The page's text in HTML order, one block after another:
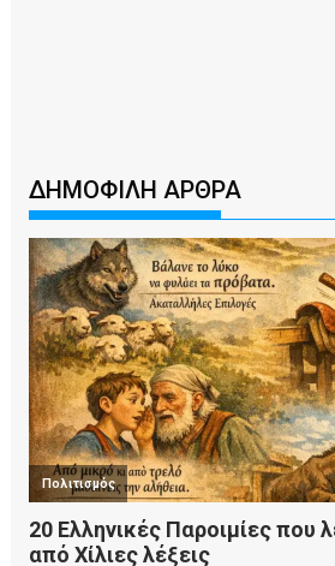
ΔΗΜΟΦΙΛΗ ΑΡΘΡΑ